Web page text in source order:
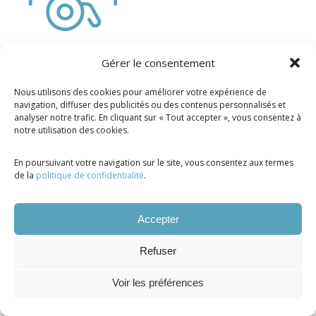
Gérer le consentement
Nous utilisons des cookies pour améliorer votre expérience de
navigation, diffuser des publicités ou des contenus personnalisés et
analyser notre trafic. En cliquant sur « Tout accepter », vous consentez à
notre utilisation des cookies.
En poursuivant votre navigation sur le site, vous consentez aux termes
de la politique de confidentialité.
Accepter
Refuser
Voir les préférences
Tous droits réservés ©. 2026. Manoir Saint-
Joseph |Propulsé par Altitude Stratégies